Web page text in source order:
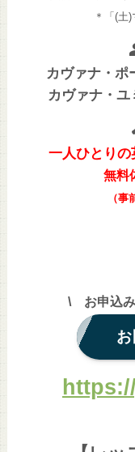
＊「(土
カヴァナ・ポ
カヴァナ・ユ
一人ひとりの
無料
（事
\ お申込